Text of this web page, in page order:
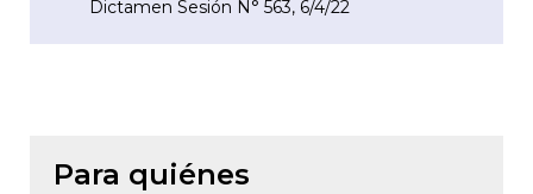
Dictamen Sesión N° 563, 6/4/22
Para quiénes